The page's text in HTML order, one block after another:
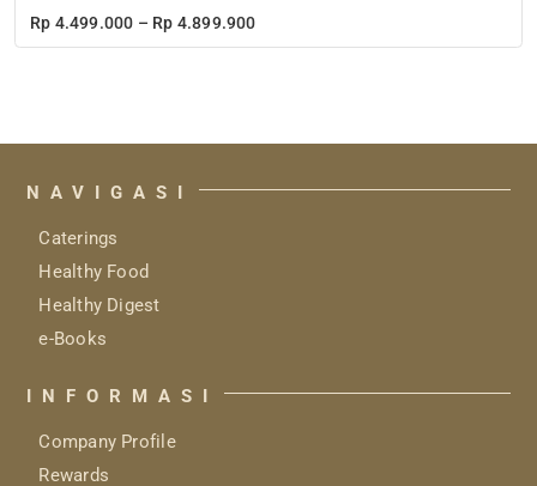
Rp 4.499.000 – Rp 4.899.900Price
NAVIGASI
Caterings
Healthy Food
Healthy Digest
e-Books
INFORMASI
Company Profile
Rewards